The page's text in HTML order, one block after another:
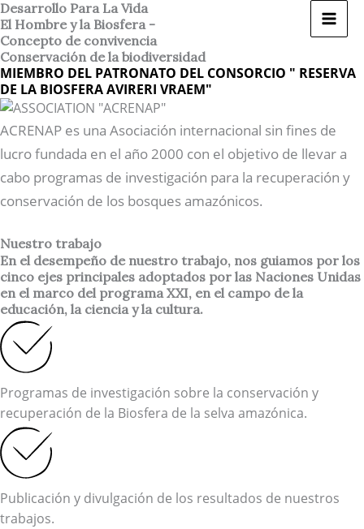
Ir
al
contenido
Desarrollo Para La Vida
El Hombre y la Biosfera -
Concepto de convivencia
Conservación de la biodiversidad
MIEMBRO DEL PATRONATO DEL CONSORCIO " RESERVA
DE LA BIOSFERA AVIRERI VRAEM"
ACRENAP es una Asociación internacional sin fines de
lucro fundada en el año 2000 con el objetivo de llevar a
cabo programas de investigación para la recuperación y
conservación de los bosques amazónicos.
Nuestro trabajo
En el desempeño de nuestro trabajo, nos guiamos por los
cinco ejes principales adoptados por las Naciones Unidas
en el marco del programa XXI, en el campo de la
educación, la ciencia y la cultura.
Programas de investigación sobre la conservación y
recuperación de la Biosfera de la selva amazónica.
Publicación y divulgación de los resultados de nuestros
trabajos.